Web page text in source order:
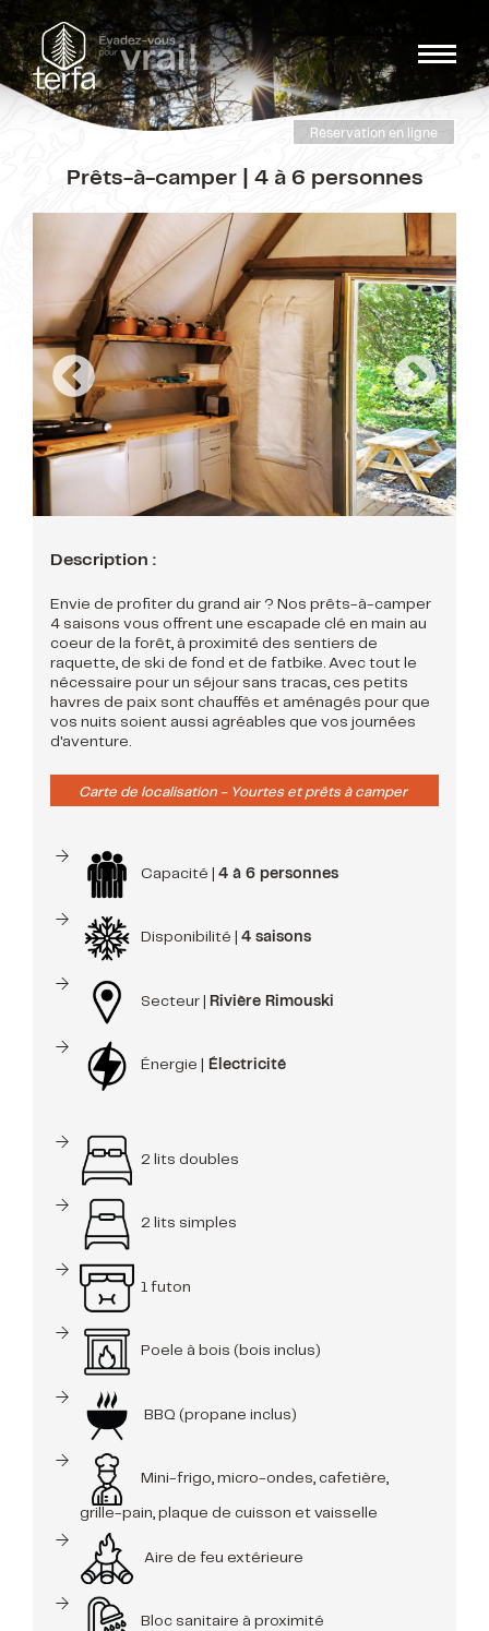
Réservation en ligne
Prêts-à-camper | 4 à 6 personnes
Description :
Envie de profiter du grand air ? Nos prêts-à-camper
4 saisons vous offrent une escapade clé en main au
coeur de la forêt, à proximité des sentiers de
raquette, de ski de fond et de fatbike. Avec tout le
nécessaire pour un séjour sans tracas, ces petits
havres de paix sont chauffés et aménagés pour que
vos nuits soient aussi agréables que vos journées
d'aventure.
Carte de localisation - Yourtes et prêts à camper
Capacité | 4 à 6 personnes
Disponibilité | 4 saisons
Secteur | Rivière Rimouski
Énergie | Électricité
2 lits doubles
2 lits simples
1 futon
Poele à bois (bois inclus)
BBQ (propane inclus)
Mini-frigo, micro-ondes, cafetière,
grille-pain, plaque de cuisson et vaisselle
Aire de feu extérieure
Bloc sanitaire à proximité